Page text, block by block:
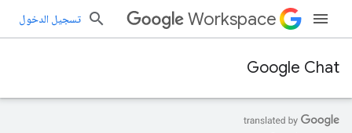
Workspace تسجيل الدخول
Google Chat